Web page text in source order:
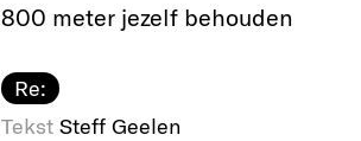
800 meter jezelf behouden
Re:
Tekst Steff Geelen